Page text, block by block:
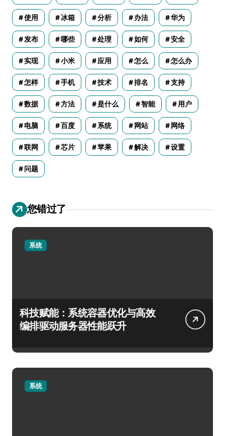
使用 冰箱 分析 办法 华为
发布 哪些 处理 如何 安全
实现 小米 应用 怎么 怎么办
怎样 手机 技术 排名 支持
数据 方法 是什么 智能 用户
电脑 百度 系统 网站 网络
联网 芯片 苹果 解决 设置
问题
您错过了
系统
科技赋能：系统容器优化与高效
编排驱动服务器性能跃升
系统